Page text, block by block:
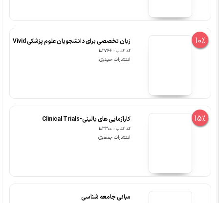
10% زبان تخصصی برای دانشجویان علوم پزشکی Vivid
کد کتاب : 102746
انتشارات حیدری
15% کارآزمایی های بالینی-Clinical Trials
کد کتاب : 103300
انتشارات جعفری
مبانی جامعه شناسی